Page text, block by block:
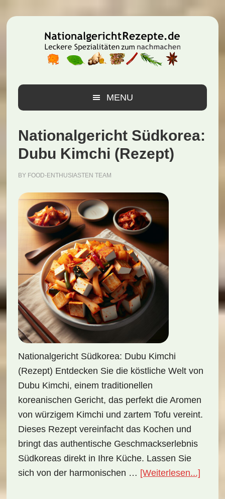
Hauptnavigation
Inhalt
Seitenspalte
MENU
Nationalgericht Südkorea:
Dubu Kimchi (Rezept)
BY FOOD-ENTHUSIASTEN TEAM
Nationalgericht Südkorea: Dubu Kimchi
(Rezept) Entdecken Sie die köstliche Welt von
Dubu Kimchi, einem traditionellen
koreanischen Gericht, das perfekt die Aromen
von würzigem Kimchi und zartem Tofu vereint.
Dieses Rezept vereinfacht das Kochen und
bringt das authentische Geschmackserlebnis
Südkoreas direkt in Ihre Küche. Lassen Sie
sich von der harmonischen … [Weiterlesen...]